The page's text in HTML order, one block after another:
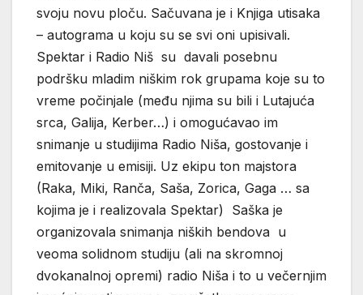
svoju novu ploču. Sačuvana je i Knjiga utisaka
– autograma u koju su se svi oni upisivali.
Spektar i Radio Niš su davali posebnu
podršku mladim niškim rok grupama koje su to
vreme počinjale (među njima su bili i Lutajuća
srca, Galija, Kerber…) i omogućavao im
snimanje u studijima Radio Niša, gostovanje i
emitovanje u emisiji. Uz ekipu ton majstora
(Raka, Miki, Ranča, Saša, Zorica, Gaga … sa
kojima je i realizovala Spektar) Saška je
organizovala snimanja niških bendova u
veoma solidnom studiju (ali na skromnoj
dvokanalnoj opremi) radio Niša i to u večernjim